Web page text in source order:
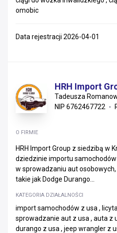
omobic
Data rejestracji 2026-04-01
HRH Import
Tadeusza
NIP 6762467722
O FIRMIE
HRH Import Group z siedzibą w
dziedzinie importu
w sprowadzaniu aut
takie jak Dodge Durango...
KATEGORIA DZIAŁALNOŚCI
import samochodów z usa ,
sprowadzanie aut z usa , auta z
durango z usa , jeep wrangler z